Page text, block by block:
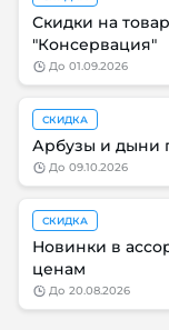
Скидки на
"Консервация"
до 01.09.2026
СКИДКА
Арбузы и дыни
до 09.10.2026
СКИДКА
Новинки в
ценам
до 20.08.2026